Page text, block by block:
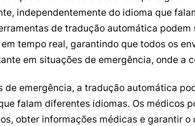
independentemente do idioma que
de tradução automática
tempo real, garantindo que todos os
em situações de emergência, onde a
de emergência, a tradução automática
falam diferentes idiomas. Os médicos
obter informações médicas e garantir